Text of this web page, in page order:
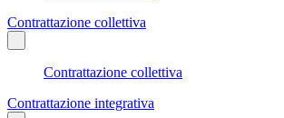
Contrattazione collettiva
Contrattazione collettiva
Contrattazione integrativa